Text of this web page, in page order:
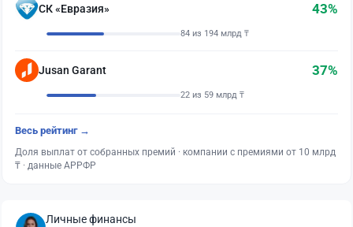
СК «Евразия» 43%
84 из 194 млрд ₸
Jusan Garant 37%
22 из 59 млрд ₸
Весь рейтинг →
Доля выплат от собранных премий · компании с премиями от 10 млрд
₸ · данные АРРФР
Личные финансы